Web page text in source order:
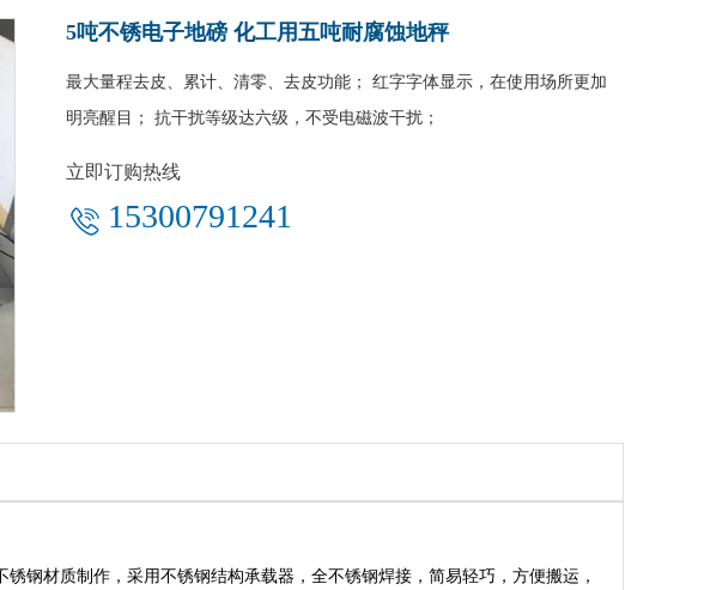
5吨不锈电子地磅 化工用五吨耐腐蚀地秤
最大量程去皮、累计、清零、去皮功能； 红字字体显示，在使用场所更加
明亮醒目； 抗干扰等级达六级，不受电磁波干扰；
立即订购热线
15300791241​
钢材质制作，采用不锈钢结构承载器，全不锈钢焊接，简易轻巧，方便搬运，